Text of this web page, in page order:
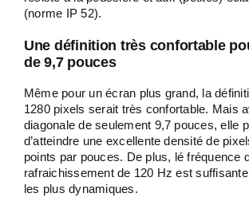
(norme IP 52).
Une définition très confortable
de 9,7 pouces
Même pour un écran plus grand, la
1280 pixels serait très confortable. Mais
diagonale de seulement 9,7 pouces, elle
d’atteindre une excellente densité de
points par pouces. De plus, lé fréquence
rafraichissement de 120 Hz est
les plus dynamiques.